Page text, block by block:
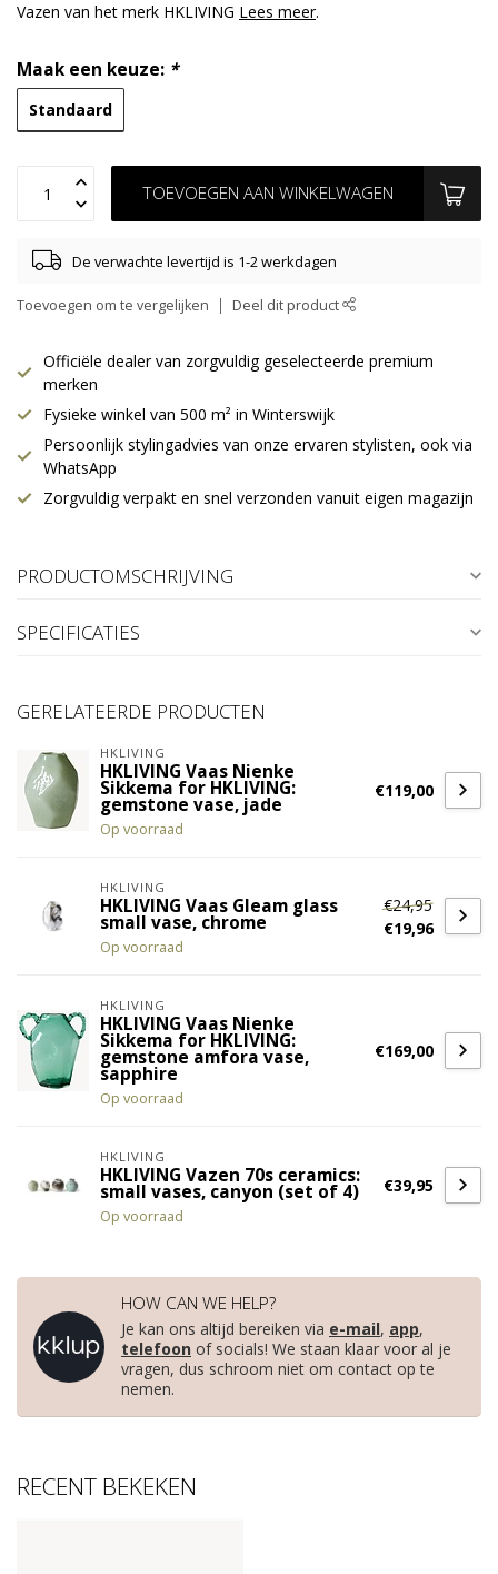
Vazen van het merk HKLIVING Lees meer.
Maak een keuze: *
Standaard
TOEVOEGEN AAN WINKELWAGEN
De verwachte levertijd is 1-2 werkdagen
Toevoegen om te vergelijken Deel dit product
Officiële dealer van zorgvuldig geselecteerde premium
merken
Fysieke winkel van 500 m² in Winterswijk
Persoonlijk stylingadvies van onze ervaren stylisten, ook via
WhatsApp
Zorgvuldig verpakt en snel verzonden vanuit eigen magazijn
PRODUCTOMSCHRIJVING
SPECIFICATIES
GERELATEERDE PRODUCTEN
HKLIVING
HKLIVING Vaas Nienke
Sikkema for HKLIVING:
gemstone vase, jade
Op voorraad
€119,00
HKLIVING
HKLIVING Vaas Gleam glass
small vase, chrome
Op voorraad
€24,95
€19,96
HKLIVING
HKLIVING Vaas Nienke
Sikkema for HKLIVING:
gemstone amfora vase,
sapphire
Op voorraad
€169,00
HKLIVING
HKLIVING Vazen 70s ceramics:
small vases, canyon (set of 4)
Op voorraad
€39,95
HOW CAN WE HELP?
Je kan ons altijd bereiken via e-mail, app,
telefoon of socials! We staan klaar voor al je
vragen, dus schroom niet om contact op te
nemen.
RECENT BEKEKEN